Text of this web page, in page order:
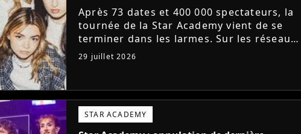
Après 73 dates et 400 000 spectateurs, la
tournée de la Star Academy vient de se
terminer dans les larmes. Sur les réseaux
sociaux, les élèves adressent un dernier
message au public...
29 juillet 2026
STAR ACADEMY